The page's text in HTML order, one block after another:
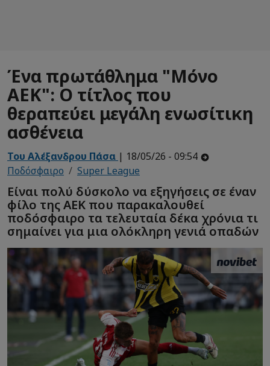
Ένα πρωτάθλημα "Μόνο
ΑΕΚ": Ο τίτλος που
θεραπεύει μεγάλη ενωσίτικη
ασθένεια
Του Αλέξανδρου Πάσα | 18/05/26 - 09:54
Ποδόσφαιρο
Super League
Είναι πολύ δύσκολο να εξηγήσεις σε έναν
φίλο της ΑΕΚ που παρακαλουθεί
ποδόσφαιρο τα τελευταία δέκα χρόνια τι
σημαίνει για μια ολόκληρη γενιά οπαδών